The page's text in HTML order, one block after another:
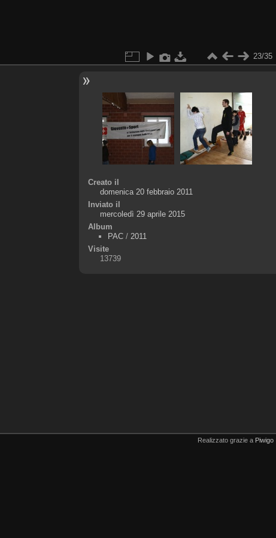
23/35
Creato il
domenica 20 febbraio 2011
Inviato il
mercoledì 29 aprile 2015
Album
PAC/ 2011
Visite
13739
Realizzato grazie a Piwigo